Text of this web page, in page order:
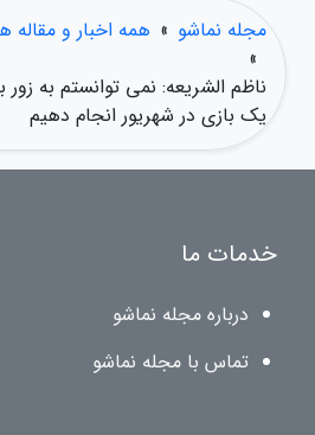
مجله نماشو » همه اخبار و مقاله
»
ناظم الشریعه: نمی توانستم به زور
یک بازی در شهریور انجام دهیم
خدمات ما
درباره مجله نماشو
تماس با مجله نماشو